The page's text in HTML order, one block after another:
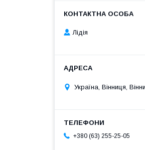
Лідія
Україна, Вінниця,
+380 (63) 255-25-05